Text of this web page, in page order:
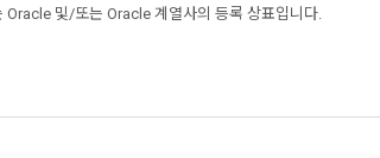
Oracle 및/또는 Oracle 계열사의 등록 상표입니다.